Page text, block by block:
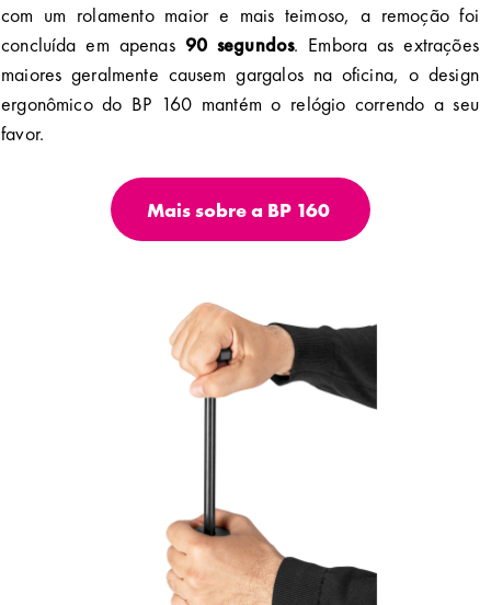
com um rolamento maior e mais teimoso, a remoção foi
concluída em apenas 90 segundos. Embora as extrações
maiores geralmente causem gargalos na oficina, o design
ergonômico do BP 160 mantém o relógio correndo a seu
favor.
Mais sobre a BP 160